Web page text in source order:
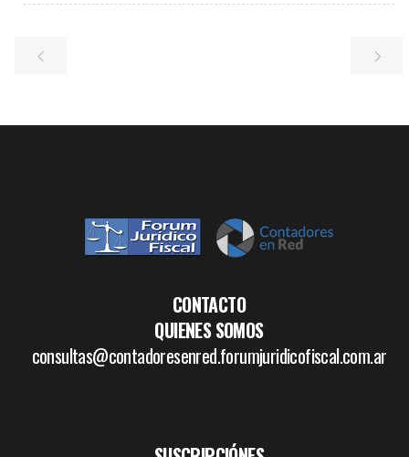
CONTACTO
QUIENES SOMOS
consultas@contadoresenred.forumjuridicofiscal.com.ar